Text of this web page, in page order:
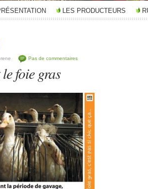
LES PRODUCTEURS
Pas de commentaires
foie gras